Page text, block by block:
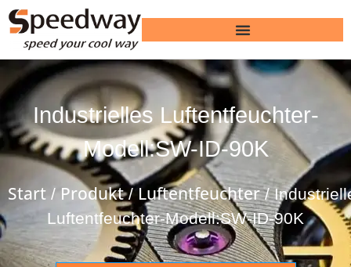
Industrielles Luftentfeuchter-
Modell:SW-ID-90K
Start / Produkt/ Luftentfeuchter/
Luftentfeuchter-Modell:SW-ID-90K